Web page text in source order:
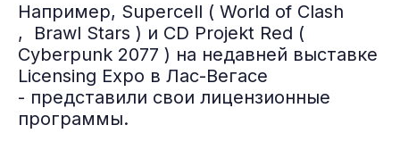
Например, Supercell ( World of Clash
, Brawl Stars ) и CD Projekt Red (
Cyberpunk 2077 ) на недавней выставке
Licensing Expo в Лас-Вегасе
- представили свои лицензионные
программы.